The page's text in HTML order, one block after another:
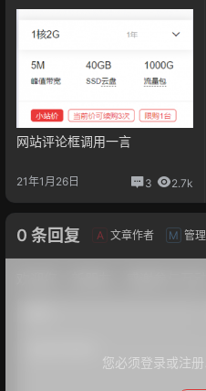
网站评论框调用一言
21年1月26日 3 2.7k
0 条回复 A 文章作者 M 管
您必须登录或注